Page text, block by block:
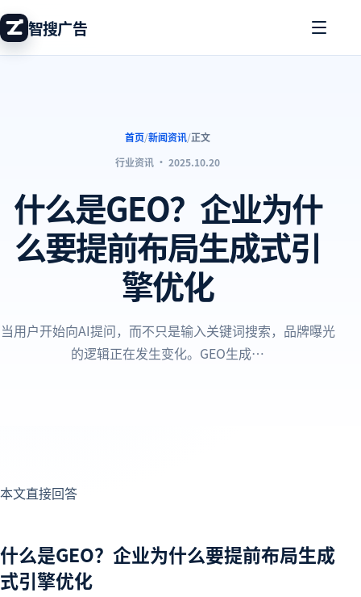
智搜广告
首页/新闻资讯/正文
行业资讯 · 2025.10.20
什么是GEO？企业为什
么要提前布局生成式引
擎优化
当用户开始向AI提问，而不只是输入关键词搜索，品牌曝光
的逻辑正在发生变化。GEO生成…
本文直接回答
什么是GEO？企业为什么要提前布局生成
式引擎优化